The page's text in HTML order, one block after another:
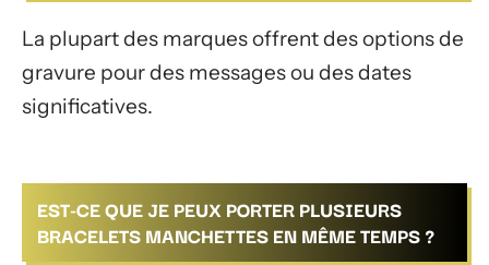
La plupart des marques offrent des options de
gravure pour des messages ou des dates
significatives.
EST-CE QUE JE PEUX PORTER PLUSIEURS
BRACELETS MANCHETTES EN MÊME TEMPS ?